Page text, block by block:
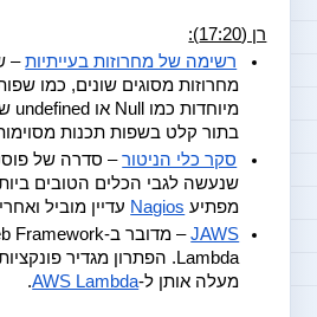
רן (17:20):
רשימה של מחרוזות בעייתיות
בתור קלט בשפות תכנות
סקר כלי הניטור
מפתיע Nagios עדיין מוביל
JAWS
מעלה אותן ל-AWS Lambda
.